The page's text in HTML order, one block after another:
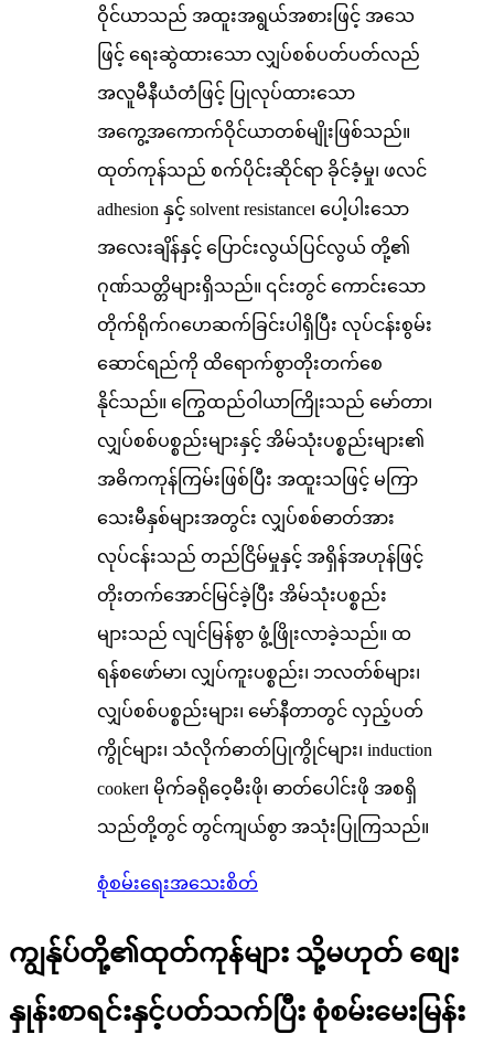
ဝိုင်ယာသည် အထူးအရွယ်အစားဖြင့် အသေ
ဖြင့် ရေးဆွဲထားသော လျှပ်စစ်ပတ်ပတ်လည်
အလူမီနီယံတံဖြင့် ပြုလုပ်ထားသော
အကွေ့အကောက်ဝိုင်ယာတစ်မျိုးဖြစ်သည်။
ထုတ်ကုန်သည် စက်ပိုင်းဆိုင်ရာ ခိုင်ခံ့မှု၊ ဖလင်
adhesion နှင့် solvent resistance၊ ပေါ့ပါးသော
အလေးချိန်နှင့် ပြောင်းလွယ်ပြင်လွယ် တို့၏
ဂုဏ်သတ္တိများရှိသည်။ ၎င်းတွင် ကောင်းသော
တိုက်ရိုက်ဂဟေဆက်ခြင်းပါရှိပြီး လုပ်ငန်းစွမ်း
ဆောင်ရည်ကို ထိရောက်စွာတိုးတက်စေ
နိုင်သည်။ ကြွေထည်ဝါယာကြိုးသည် မော်တာ၊
လျှပ်စစ်ပစ္စည်းများနှင့် အိမ်သုံးပစ္စည်းများ၏
အဓိကကုန်ကြမ်းဖြစ်ပြီး အထူးသဖြင့် မကြာ
သေးမီနှစ်များအတွင်း လျှပ်စစ်ဓာတ်အား
လုပ်ငန်းသည် တည်ငြိမ်မှုနှင့် အရှိန်အဟုန်ဖြင့်
တိုးတက်အောင်မြင်ခဲ့ပြီး အိမ်သုံးပစ္စည်း
များသည် လျင်မြန်စွာ ဖွံ့ဖြိုးလာခဲ့သည်။ ထ
ရန်စဖော်မာ၊ လျှပ်ကူးပစ္စည်း၊ ဘလတ်စ်များ၊
လျှပ်စစ်ပစ္စည်းများ၊ မော်နီတာတွင် လှည့်ပတ်
ကွိုင်များ၊ သံလိုက်ဓာတ်ပြုကွိုင်များ၊ induction
cooker၊ မိုက်ခရိုဝေ့မီးဖို၊ ဓာတ်ပေါင်းဖို အစရှိ
သည်တို့တွင် တွင်ကျယ်စွာ အသုံးပြုကြသည်။
စုံစမ်းရေးအသေးစိတ်
ကျွန်ုပ်တို့၏ထုတ်ကုန်များ သို့မဟုတ် စျေး
နှုန်းစာရင်းနှင့်ပတ်သက်ပြီး စုံစမ်းမေးမြန်း